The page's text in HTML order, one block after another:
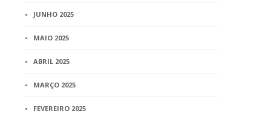
JUNHO 2025
MAIO 2025
ABRIL 2025
MARÇO 2025
FEVEREIRO 2025